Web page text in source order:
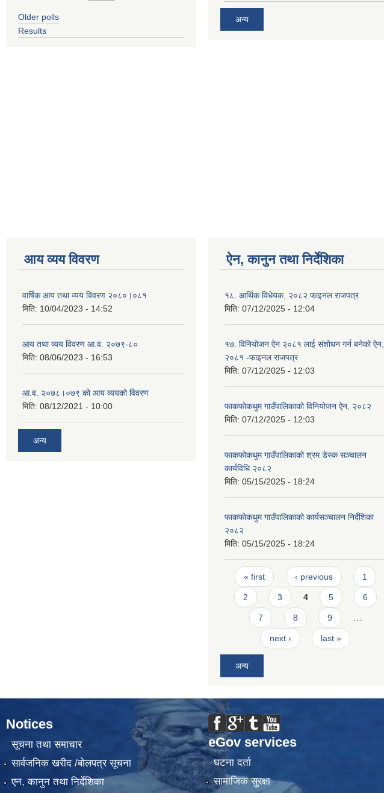
Older polls
Results
अन्य
आय व्यय विवरण
वार्षिक आय तथा व्यय विवरण २०८०।०८१
मिति: 10/04/2023 - 14:52
आय तथा व्यय विवरण आ.व. २०७९-८०
मिति: 08/06/2023 - 16:53
आ.व. २०७८।०७९ को आय व्ययको विवरण
मिति: 08/12/2021 - 10:00
अन्य
ऐन, कानुन तथा निर्देशिका
१८. आर्थिक विधेयक, २०८२ फाइनल राजपत्र
मिति: 07/12/2025 - 12:04
१७. विनियोजन ऐन २०८१ लाई संशोधन गर्न बनेको ऐन,
२०८१ -फाइनल राजपत्र
मिति: 07/12/2025 - 12:03
फाकफोकथुम गाउँपालिकाको विनियोजन ऐन, २०८२
मिति: 07/12/2025 - 12:03
फाकफोकथुम गाउँपालिकाको श्रम डेस्क सञ्चालन
कार्यविधि २०८२
मिति: 05/15/2025 - 18:24
फाकफोकथुम गाउँपालिकाको कार्यसञ्चालन निर्देशिका
२०८२
मिति: 05/15/2025 - 18:24
Pages
« first ‹ previous 1
2 3 4 5 6
7 8 9
next › last »
अन्य
Notices
सूचना तथा समाचार
सार्वजनिक खरीद /बोलपत्र सूचना
एन, कानुन तथा निर्देशिका
eGov services
घटना दर्ता
सामाजिक सुरक्षा